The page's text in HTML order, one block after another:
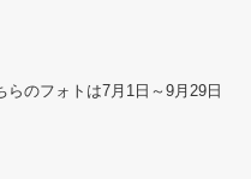
のフォトは7月1日～9月29日